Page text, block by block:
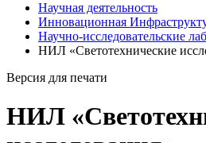
Научная деятельность
Инновационная
Научно-исследовательские
НИЛ «Светотехнические
Версия для печати
НИЛ